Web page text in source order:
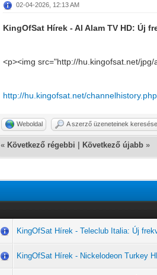
02-04-2026, 12:13 AM
KingOfSat Hírek - Al Alam TV HD: Új
<p><img src="http://hu.kingofsat.net/
http://hu.kingofsat.net/
Weboldal A szerző üzeneteinek keresése
« Következő régebbi Következő újabb »
KingOfSat Hírek - Teleclub Italia: Új
KingOfSat Hírek - Nickelodeon Turkey